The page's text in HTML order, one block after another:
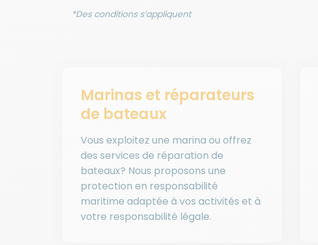
*Des conditions s’appliquent
Marinas et réparateurs
de bateaux
Vous exploitez une marina ou offrez
des services de réparation de
bateaux? Nous proposons une
protection en responsabilité
maritime adaptée à vos activités et à
votre responsabilité légale.